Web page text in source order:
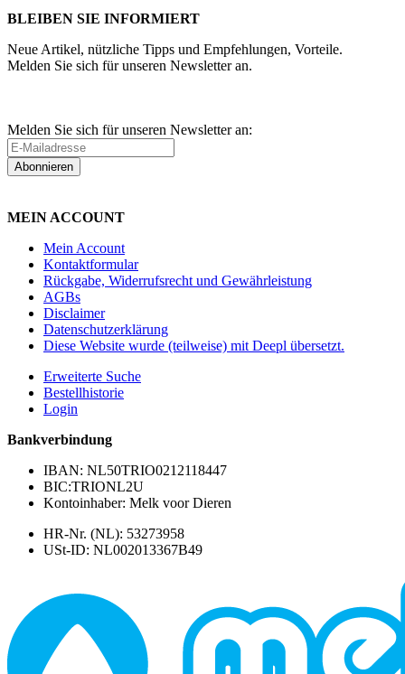
BLEIBEN SIE INFORMIERT
Neue Artikel, nützliche Tipps und Empfehlungen, Vorteile.
Melden Sie sich für unseren Newsletter an.
Melden Sie sich für unseren Newsletter an:
Abonnieren
MEIN ACCOUNT
Mein Account
Kontaktformular
Rückgabe, Widerrufsrecht und Gewährleistung
AGBs
Disclaimer
Datenschutzerklärung
Diese Website wurde (teilweise) mit Deepl übersetzt.
Erweiterte Suche
Bestellhistorie
Login
Bankverbindung
IBAN: NL50TRIO0212118447
BIC:TRIONL2U
Kontoinhaber: Melk voor Dieren
HR-Nr. (NL): 53273958
USt-ID: NL002013367B49